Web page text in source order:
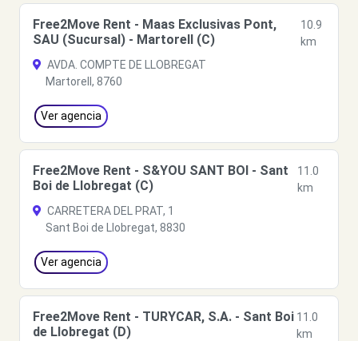
Free2Move Rent - Maas Exclusivas Pont,
SAU (Sucursal) - Martorell (C)
10.9
km
AVDA. COMPTE DE LLOBREGAT
Martorell, 8760
Ver agencia
Free2Move Rent - S&YOU SANT BOI - Sant
Boi de Llobregat (C)
11.0
km
CARRETERA DEL PRAT, 1
Sant Boi de Llobregat, 8830
Ver agencia
Free2Move Rent - TURYCAR, S.A. - Sant Boi
de Llobregat (D)
11.0
km